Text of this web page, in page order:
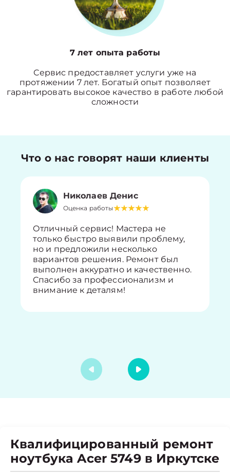
7 лет опыта работы
Сервис предоставляет услуги уже на
протяжении 7 лет. Богатый опыт позволяет
гарантировать высокое качество в работе любой
сложности
Что о нас говорят наши клиенты
Николаев Денис
Оценка работы
Отличный сервис! Мастера не
только быстро выявили проблему,
но и предложили несколько
вариантов решения. Ремонт был
выполнен аккуратно и качественно.
Спасибо за профессионализм и
внимание к деталям!
Квалифицированный ремонт
ноутбука Acer 5749 в Иркутске